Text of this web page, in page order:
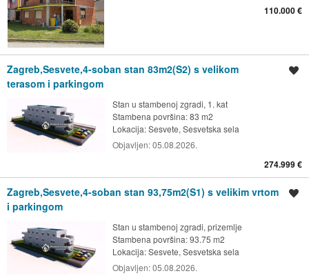
110.000 €
Zagreb,Sesvete,4-soban stan 83m2(S2) s velikom
terasom i parkingom
Stan u stambenoj zgradi, 1. kat
Stambena površina: 83 m2
Lokacija:Sesvete, Sesvetska sela
Objavljen:05.08.2026.
274.999 €
Zagreb,Sesvete,4-soban stan 93,75m2(S1) s velikim vrtom
i parkingom
Stan u stambenoj zgradi, prizemlje
Stambena površina: 93.75 m2
Lokacija:Sesvete, Sesvetska sela
Objavljen:05.08.2026.